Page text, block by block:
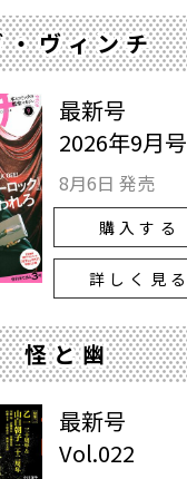
・ヴィンチ
最新号
2026年9月号
8月6日 発売
購入する
詳しく見る
怪と幽
最新号
Vol.022